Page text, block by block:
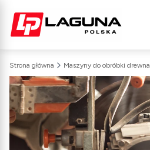
Strona główna Maszyny do obróbki drewna